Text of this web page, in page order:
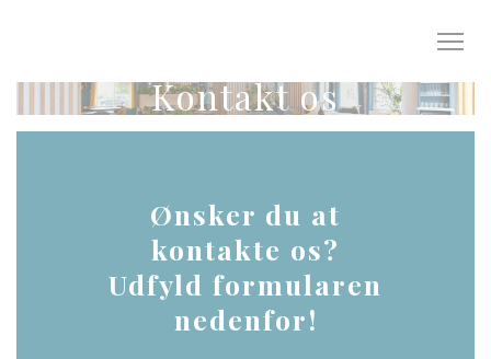
Kontakt os
Ønsker du at
kontakte os?
Udfyld formularen
nedenfor!